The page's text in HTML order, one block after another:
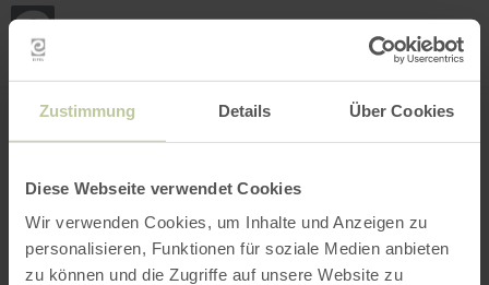
Zustimmung Details Über Cookies
Diese Webseite verwendet Cookies
Wir verwenden Cookies, um Inhalte und Anzeigen zu
personalisieren, Funktionen für soziale Medien anbieten
zu können und die Zugriffe auf unsere Website zu
INTERACTIEVE KAART
Mijn
Filter openen